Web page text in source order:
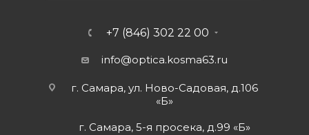
+7 (846) 302 22 00
info@optica.kosma63.ru
г. Самара, ул. Ново-Садовая, д.106
«Б»
г. Самара, 5-я просека, д.99 «Б»